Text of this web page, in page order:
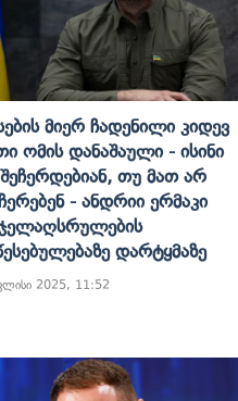
Მიერ Ჩადენილი Კიდევ
Ომის Დანაშაული - Ისინი
Თუ Მათ Არ
- Ანდრიი Ერმაკი
Დარტყმაზე
2025, 11:52